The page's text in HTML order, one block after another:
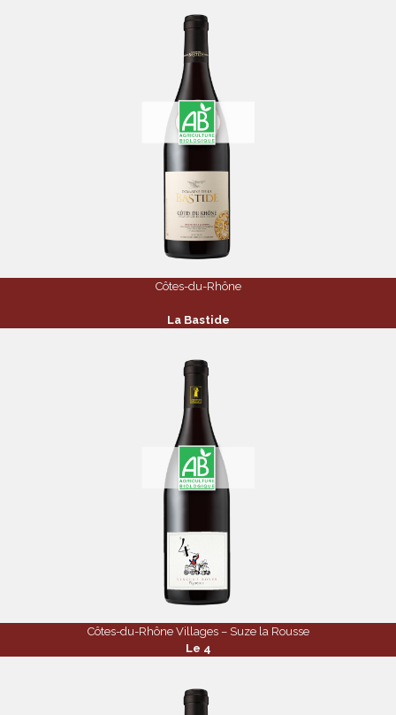
Côtes-du-Rhône
La Bastide
Côtes-du-Rhône Villages – Suze la Rousse
Le 4